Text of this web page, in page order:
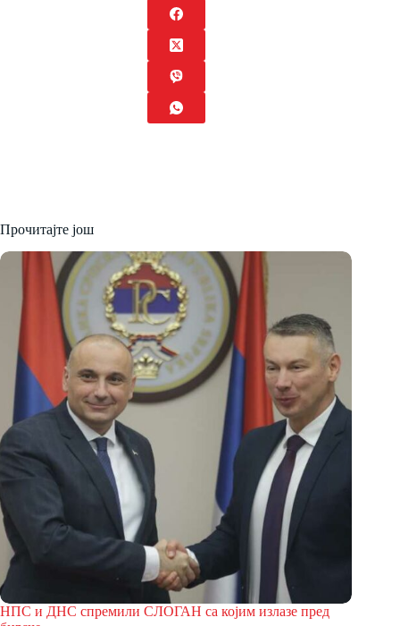
Прочитајте још
НПС и ДНС спремили СЛОГАН са којим излазе пред